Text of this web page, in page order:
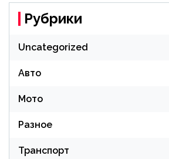
Рубрики
Uncategorized
Авто
Мото
Разное
Транспорт